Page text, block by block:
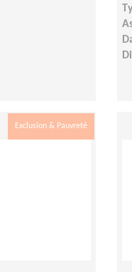
Exclusion & Pauvreté